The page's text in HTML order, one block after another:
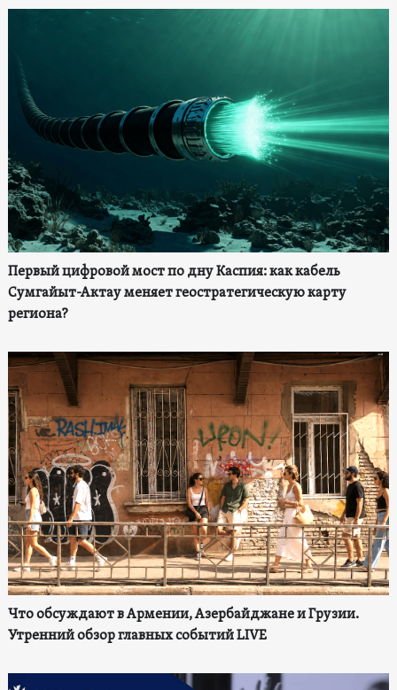
Первый цифровой мост по дну Каспия: как кабель
Сумгайыт-Актау меняет геостратегическую карту
региона?
Что обсуждают в Армении, Азербайджане и Грузии.
Утренний обзор главных событий LIVE